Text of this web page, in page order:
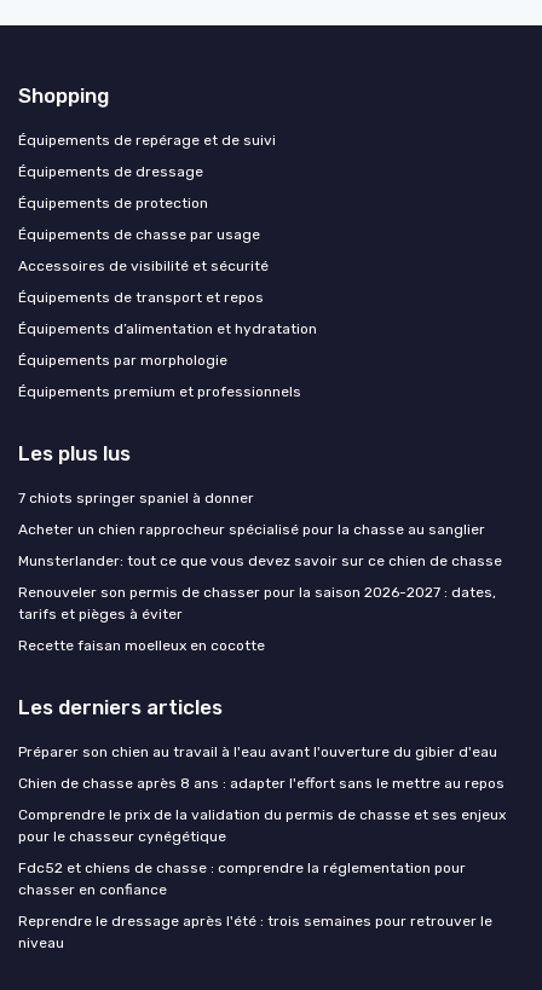
Shopping
Équipements de repérage et de suivi
Équipements de dressage
Équipements de protection
Équipements de chasse par usage
Accessoires de visibilité et sécurité
Équipements de transport et repos
Équipements d’alimentation et hydratation
Équipements par morphologie
Équipements premium et professionnels
Les plus lus
7 chiots springer spaniel à donner
Acheter un chien rapprocheur spécialisé pour la chasse au sanglier
Munsterlander: tout ce que vous devez savoir sur ce chien de chasse
Renouveler son permis de chasser pour la saison 2026-2027 : dates,
tarifs et pièges à éviter
Recette faisan moelleux en cocotte
Les derniers articles
Préparer son chien au travail à l'eau avant l'ouverture du gibier d'eau
Chien de chasse après 8 ans : adapter l'effort sans le mettre au repos
Comprendre le prix de la validation du permis de chasse et ses enjeux
pour le chasseur cynégétique
Fdc52 et chiens de chasse : comprendre la réglementation pour
chasser en confiance
Reprendre le dressage après l'été : trois semaines pour retrouver le
niveau